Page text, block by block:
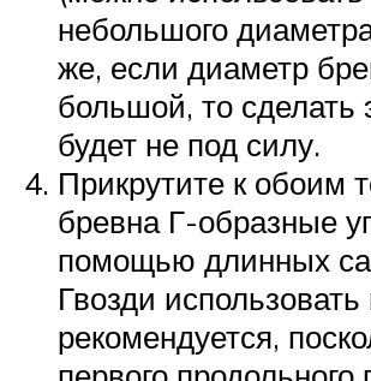
небольшого
же, если диаметр
большой, то сделать
будет не под силу.
Прикрутите к обоим
бревна Г-образные
помощью длинных
Гвозди использовать
рекомендуется,